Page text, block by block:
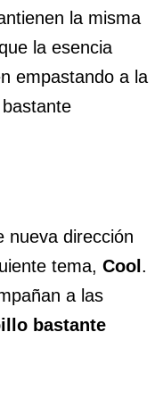
la misma
la esencia
empastando a la
nueva dirección
tema, Cool .
a las
bastante